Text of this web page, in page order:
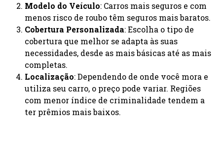
Modelo do Veículo: Carros mais seguros e com
menos risco de roubo têm seguros mais baratos.
Cobertura Personalizada: Escolha o tipo de
cobertura que melhor se adapta às suas
necessidades, desde as mais básicas até as mais
completas.
Localização: Dependendo de onde você mora e
utiliza seu carro, o preço pode variar. Regiões
com menor índice de criminalidade tendem a
ter prêmios mais baixos.